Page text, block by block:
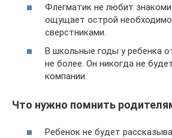
Флегматик не любит
ощущает острой
сверстниками.
В школьные годы у ребенка
не более. Он никогда не
компании.
Что нужно помнить
Ребенок не будет